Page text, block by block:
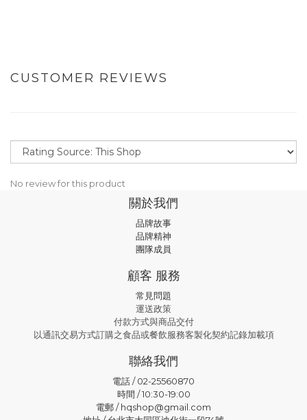
CUSTOMER REVIEWS
No review for this product
關於我們
品牌故事
品牌精神
團隊成員
顧客 服務
常見問題
運送政策
付款方式與商品交付
以通訊交易方式訂購之食品或餐飲服務客製化契約記錄加載項
聯絡我們
電話 / 02-25560870
時間 / 10:30-19:00
電郵 / hqshop@gmail.com